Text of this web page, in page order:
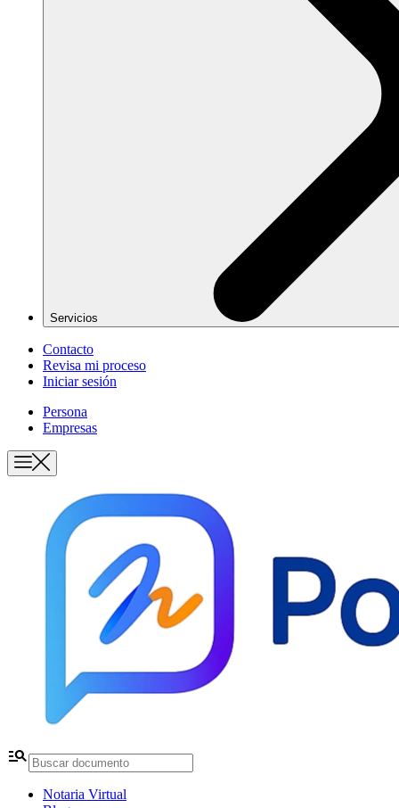
Servicios
Contacto
Revisa mi proceso
Iniciar sesión
Persona
Empresas
manage_search
Notaria Virtual